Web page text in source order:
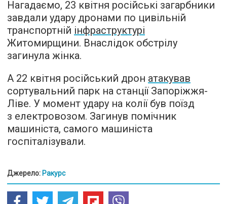
Нагадаємо, 23 квітня російські загарбники
завдали удару дронами по цивільній
транспортній інфраструктурі
Житомирщини. Внаслідок обстрілу
загинула жінка.
А 22 квітня російський дрон атакував
сортувальний парк на станції Запоріжжя-
Ліве. У момент удару на колії був поїзд
з електровозом. Загинув помічник
машиніста, самого машиніста
госпіталізували.
Джерело: Ракурс